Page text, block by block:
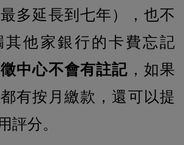
多延長到七年），也不
其他家銀行的卡費忘記
中心不會有註記 ，如果
有按月繳款，還可以提
評分。